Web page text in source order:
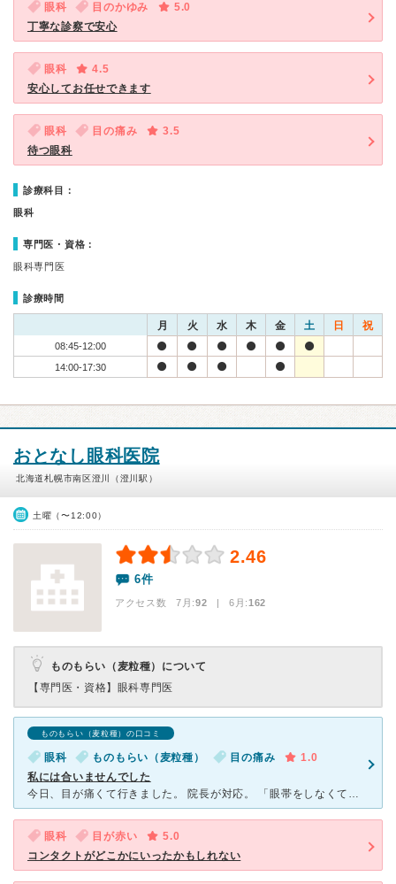
眼科 目のかゆみ
5.0
丁寧な診察で安心
眼科
4.5
安心してお任せできます
眼科 目の痛み
3.5
待つ眼科
診療科目：
眼科
専門医・資格：
眼科専門医
診療時間
月 火 水 木 金 土 日 祝
08:45-12:00
14:00-17:30
おとなし眼科医院
北海道札幌市南区澄川（澄川駅）
土曜（〜12:00）
2.46
6件
アクセス数 7月:92 | 6月:162
ものもらい（麦粒種）について
【専門医・資格】 眼科専門医
ものもらい（麦粒種）の口コミ
眼科 ものもらい（麦粒種） 目の痛み
1.0
私には合いませんでした
今日、目が痛くて行きました。 院長が対応。 「眼帯をしなくていいですか」と聞いたところ、 「眼帯なんて日本人か韓国人しかしない。マスクもそうだ。 わざわざ病気を装ってる。 眼帯をして病気
眼科 目が赤い
5.0
コンタクトがどこかにいったかもしれない